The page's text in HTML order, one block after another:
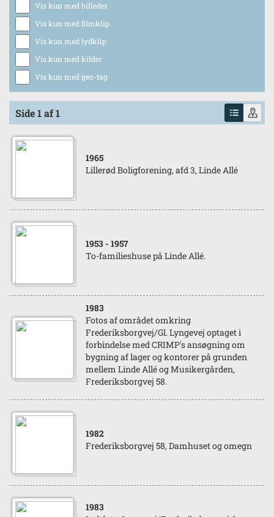
Vis kun med billeder
Vis kun med filmklip
Vis kun med lydklip
Vis kun med kilder
Vis kun med geo-tag
Side 1 af 1
1965
Lillerød Boligforening, afd 3, Linde Allé
1953 - 1957
To-familieshuse på Linde Allé.
1983
Fotos af området omkring
Frederiksborgvej/Gl. Lyngevej optaget i
forbindelse med CRIMP's ansøgning om
bygning af lager og kontorer på grunden
mellem Linde Allé og Musikergården,
Frederiksborgvej 58.
1982
Frederiksborgvej 58, Damhuset og omegn
1983